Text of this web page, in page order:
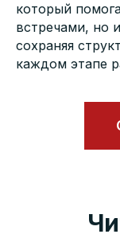
который
встречами, но
сохраняя
каждом этапе